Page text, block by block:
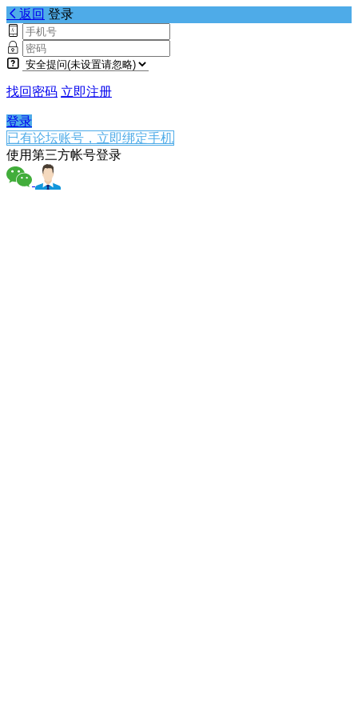
返回 登录
找回密码 立即注册
登录
已有论坛账号，立即绑定手机
使用第三方帐号登录